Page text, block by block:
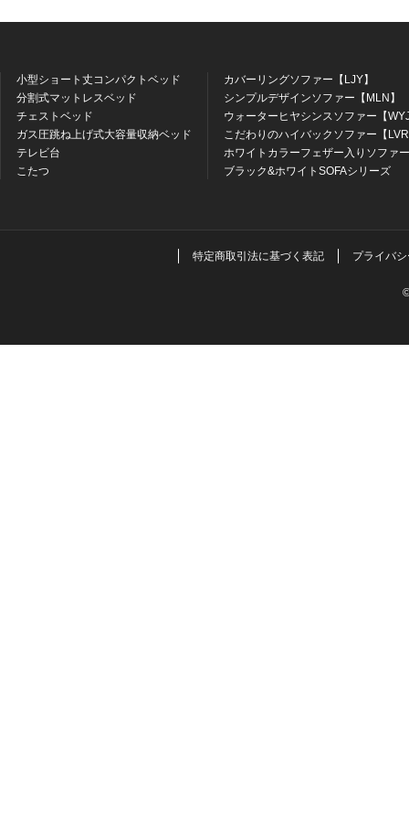
小型ショート丈コンパクトベッド
分割式マットレスベッド
チェストベッド
ガス圧跳ね上げ式大容量収納ベッド
テレビ台
こたつ
カバーリングソファー【LJY】
シンプルデザインソファー【MLN】
ウォーターヒヤシンスソファー【
こだわりのハイバックソファー【
ホワイトカラーフェザー入りソファ
ブラック&ホワイトSOFAシリーズ
特定商取引法に基づく表記 プライバ